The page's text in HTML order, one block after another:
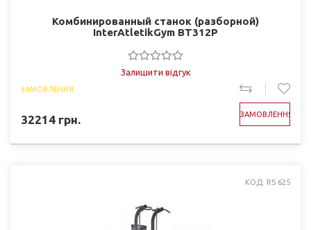
Комбинированный станок (разборной)
InterAtletikGym BT312P
Залишити відгук
ЗАМОВЛЕННЯ
32214 грн. ЗАМОВЛЕННЯ
КОД: RS 625